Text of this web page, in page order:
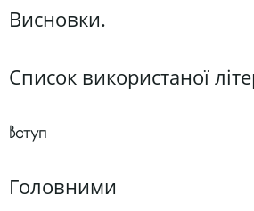
Висновки.
Список використаної
Вступ
Головними